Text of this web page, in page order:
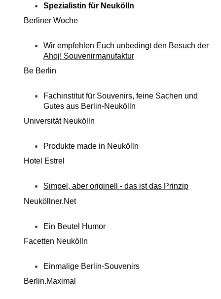
Spezialistin für Neukölln
Berliner Woche
Wir empfehlen Euch unbedingt den Besuch der
Ahoj! Souvenirmanufaktur
Be Berlin
Fachinstitut für Souvenirs, feine Sachen und
Gutes aus Berlin-Neukölln
Universität Neukölln
Produkte made in Neukölln
Hotel Estrel
Simpel, aber originell - das ist das Prinzip
Neuköllner.Net
Ein Beutel Humor
Facetten Neukölln
Einmalige Berlin-Souvenirs
Berlin.Maximal